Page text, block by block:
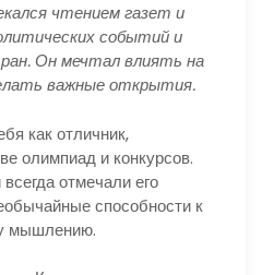
чтением газет и
событий и
Он мечтал влиять на
важные открытия.
как отличник,
олимпиад и конкурсов.
отмечали его
способности к
мышлению.